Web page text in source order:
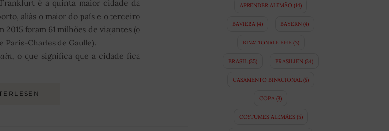
é a quinta maior cidade da
aliás o maior do país e o terceiro
2015 foram 61 milhões de viajantes (o
Paris-Charles de Gaulle).
o que significa que a cidade fica
APRENDER ALEMÃO (14)
BAVIERA (4) BAYERN (4)
BINATIONALE EHE(3)
BRASIL(35) BRASILIEN(34)
CASAMENTO BINACIONAL(5)
COPA (8)
COSTUMES ALEMÃES(5)